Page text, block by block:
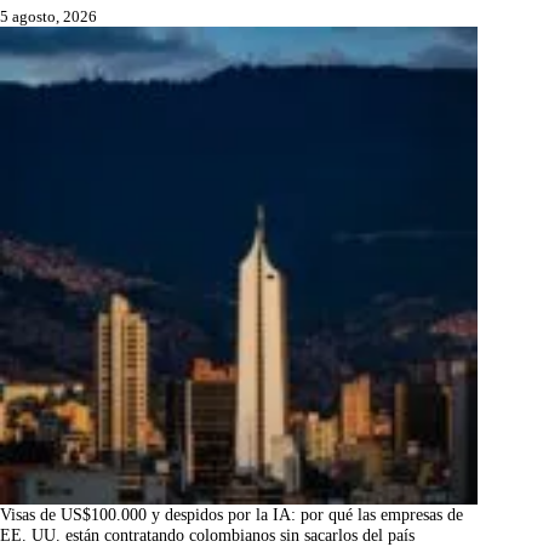
5 agosto, 2026
Visas de US$100.000 y despidos por la IA: por qué las empresas de
EE. UU. están contratando colombianos sin sacarlos del país